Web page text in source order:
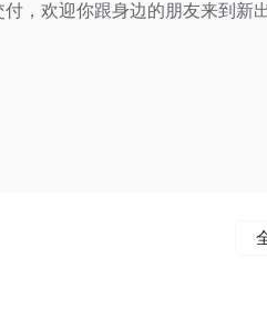
，欢迎你跟身边的朋友来到新